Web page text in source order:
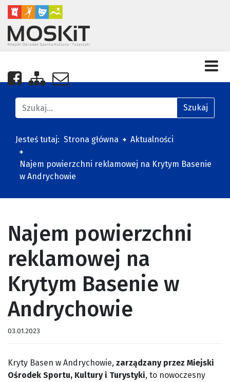
Nasza strona na Facebooku
Zobacz mapę strony
Napisz do nas
Jesteś tutaj: Strona główna Aktualności
Najem powierzchni reklamowej na Krytym Basenie
w Andrychowie
Znajdź na stronie Szukaj
Najem powierzchni
reklamowej na
Krytym Basenie w
Andrychowie
03.01.2023
Kryty Basen w Andrychowie, zarządzany przez Miejski
Ośrodek Sportu, Kultury i Turystyki, to nowoczesny